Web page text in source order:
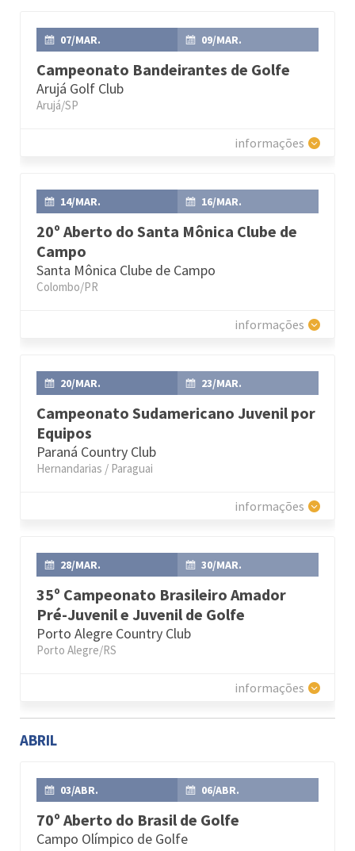
07/MAR. 09/MAR.
Campeonato Bandeirantes de Golfe
Arujá Golf Club
Arujá/SP
informações
14/MAR. 16/MAR.
20º Aberto do Santa Mônica Clube de
Campo
Santa Mônica Clube de Campo
Colombo/PR
informações
20/MAR. 23/MAR.
Campeonato Sudamericano Juvenil por
Equipos
Paraná Country Club
Hernandarias / Paraguai
informações
28/MAR. 30/MAR.
35º Campeonato Brasileiro Amador
Pré-Juvenil e Juvenil de Golfe
Porto Alegre Country Club
Porto Alegre/RS
informações
ABRIL
03/ABR. 06/ABR.
70º Aberto do Brasil de Golfe
Campo Olímpico de Golfe